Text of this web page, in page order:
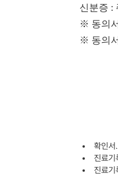
신분증 :
※ 동의
※ 동의
확인
진료기
진료기